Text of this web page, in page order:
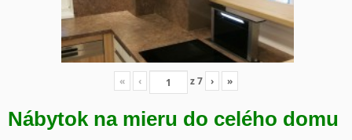
« ‹ z7 › »
Nábytok na mieru do celého domu